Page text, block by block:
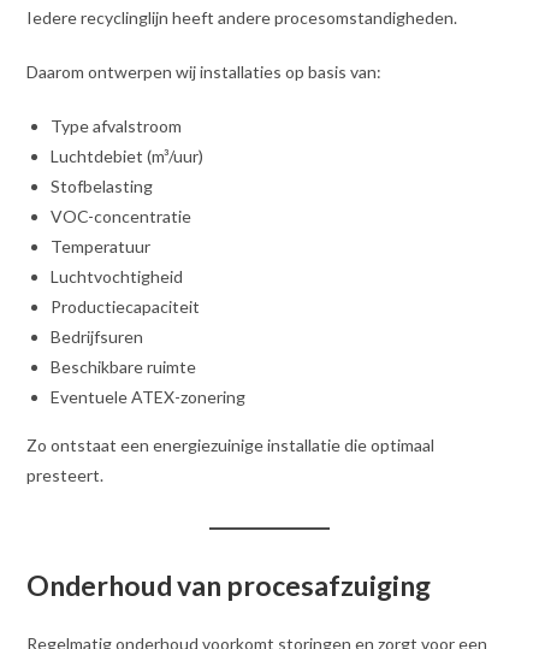
Iedere recyclinglijn heeft andere procesomstandigheden.
Daarom ontwerpen wij installaties op basis van:
Type afvalstroom
Luchtdebiet (m³/uur)
Stofbelasting
VOC-concentratie
Temperatuur
Luchtvochtigheid
Productiecapaciteit
Bedrijfsuren
Beschikbare ruimte
Eventuele ATEX-zonering
Zo ontstaat een energiezuinige installatie die optimaal
presteert.
Onderhoud van procesafzuiging
Regelmatig onderhoud voorkomt storingen en zorgt voor een